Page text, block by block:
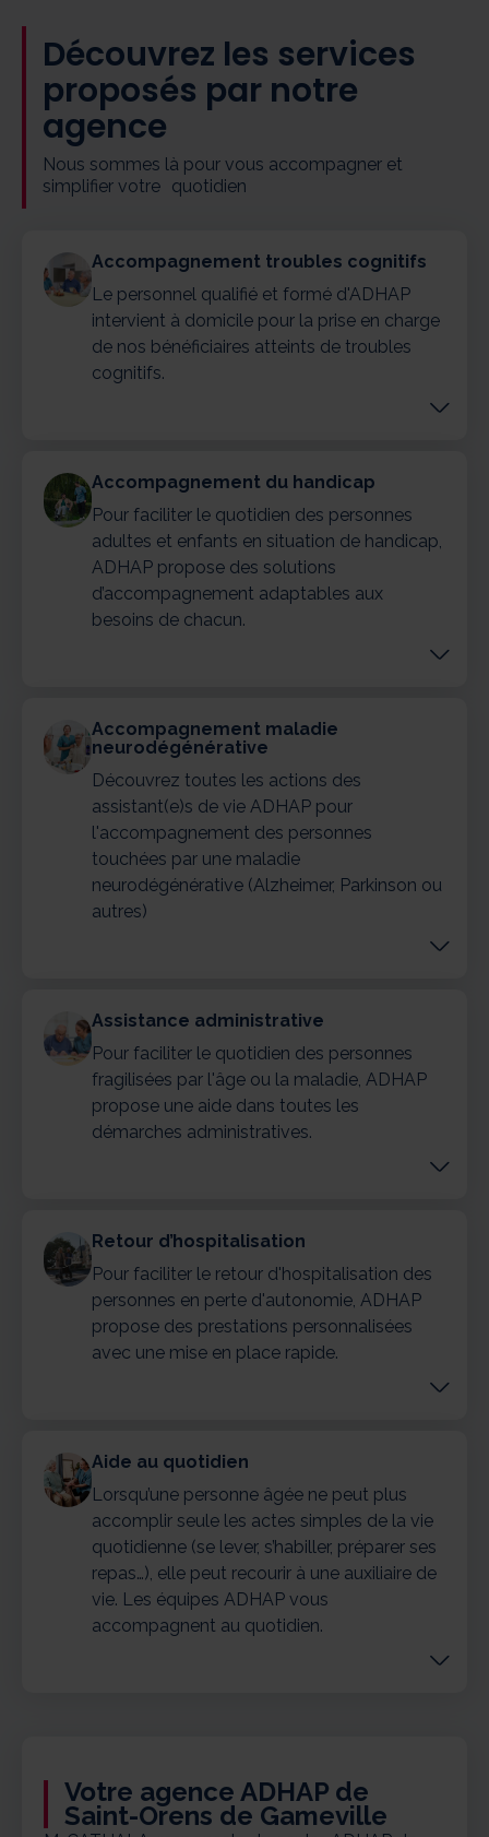
Découvrez les services
proposés par notre
agence
Nous sommes là pour vous accompagner et
simplifier votre quotidien
Accompagnement troubles cognitifs
Le personnel qualifié et formé d'ADHAP
intervient à domicile pour la prise en charge
de nos bénéficiaires atteints de troubles
cognitifs.
Accompagnement du handicap
Pour faciliter le quotidien des personnes
adultes et enfants en situation de handicap,
ADHAP propose des solutions
d’accompagnement adaptables aux
besoins de chacun.
Accompagnement maladie
neurodégénérative
Découvrez toutes les actions des
assistant(e)s de vie ADHAP pour
l'accompagnement des personnes
touchées par une maladie
neurodégénérative (Alzheimer, Parkinson ou
autres)
Assistance administrative
Pour faciliter le quotidien des personnes
fragilisées par l'âge ou la maladie, ADHAP
propose une aide dans toutes les
démarches administratives.
Retour d’hospitalisation
Pour faciliter le retour d'hospitalisation des
personnes en perte d'autonomie, ADHAP
propose des prestations personnalisées
avec une mise en place rapide.
Aide au quotidien
Lorsqu’une personne âgée ne peut plus
accomplir seule les actes simples de la vie
quotidienne (se lever, s’habiller, préparer ses
repas…), elle peut recourir à une auxiliaire de
vie. Les équipes ADHAP vous
accompagnent au quotidien.
Votre agence ADHAP de
Saint-Orens de Gameville